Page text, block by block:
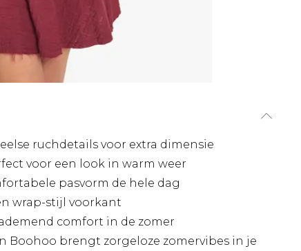
ruchdetails voor extra dimensie
voor een look in warm weer
pasvorm de hele dag
wrap-stijl voorkant
comfort in de zomer
Boohoo brengt zorgeloze zomervibes in je